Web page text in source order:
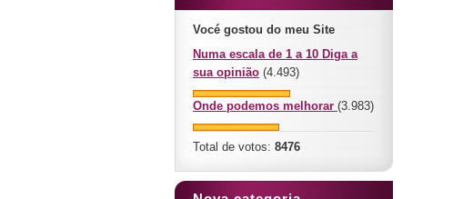
Vocé gostou do meu Site
Numa escala de 1 a 10 Diga a
sua opinião (4.493)
Onde podemos melhorar (3.983)
Total de votos: 8476